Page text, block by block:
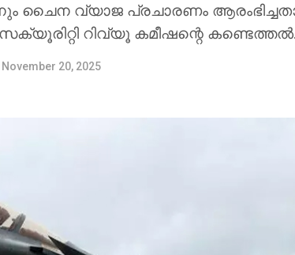
ചൈന വ്യാജ പ്രചാരണം
റിവ്യൂ കമീഷന്റെ കണ്ടെത്തല്‍.
November 20, 2025